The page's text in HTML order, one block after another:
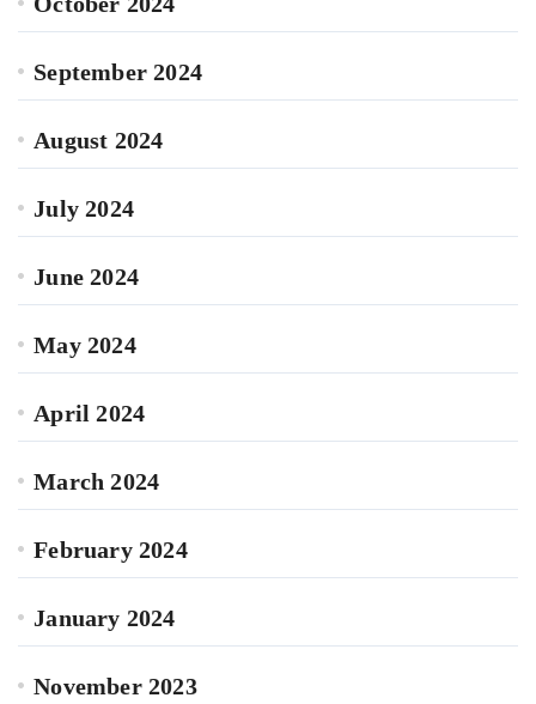
September 2024
August 2024
July 2024
June 2024
May 2024
April 2024
March 2024
February 2024
January 2024
November 2023